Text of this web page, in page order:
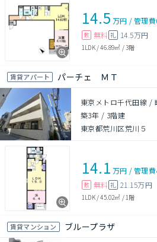
14.5 万円 /管理費
敷 無料 礼 14.5万円
1LDK/46.89㎡ /3階
賃貸アパート パーチェ ＭＴ
東京メトロ千代田線 /
築3年 / 3階建
東京都荒川区荒川５
14.1 万円 /管理費
敷 無料 礼 21.15万円
1LDK/45.02㎡ / 1階
賃貸マンション ブループラザ